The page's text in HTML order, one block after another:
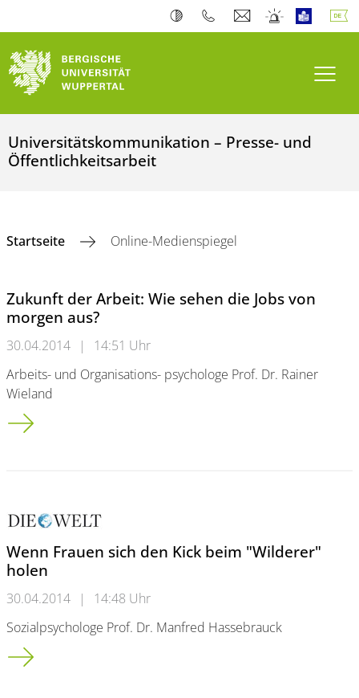
Universitätskommunikation – Presse- und
Öffentlichkeitsarbeit
Startseite Online-Medienspiegel
Zukunft der Arbeit: Wie sehen die Jobs von
morgen aus?
30.04.2014 |
14:51 Uhr
Arbeits- und Organisations- psychologe Prof. Dr. Rainer
Wieland
Zukunft der Arbeit: Wie sehen die Jobs von morgen aus?
Wenn Frauen sich den Kick beim "Wilderer"
holen
30.04.2014 |
14:48 Uhr
Sozialpsychologe Prof. Dr. Manfred Hassebrauck
Wenn Frauen sich den Kick beim "Wilderer" holen